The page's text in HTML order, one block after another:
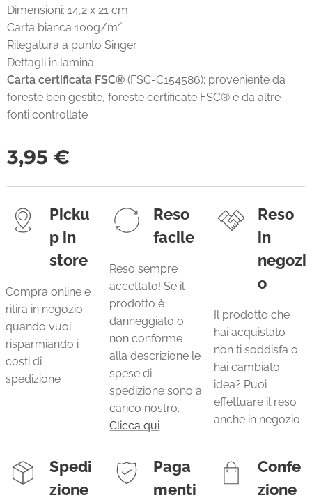
Dimensioni: 14,2 x 21 cm
Carta bianca 100g/m²
Rilegatura a punto Singer
Dettagli in lamina
Carta certificata FSC® (FSC-C154586): proveniente da
foreste ben gestite, foreste certificate FSC® e da altre
fonti controllate
3,95 €
Picku
p in
store
Compra online e
ritira in negozio
quando vuoi
risparmiando i
costi di
spedizione
Reso
facile
Reso sempre
accettato! Se il
prodotto è
danneggiato o
non conforme
alla descrizione le
spese di
spedizione sono a
carico nostro.
Clicca qui
Reso
in
negozi
o
Il prodotto che
hai acquistato
non ti soddisfa o
hai cambiato
idea? Puoi
effettuare il reso
anche in negozio
Spedi
zione
Paga
menti
Confe
zione